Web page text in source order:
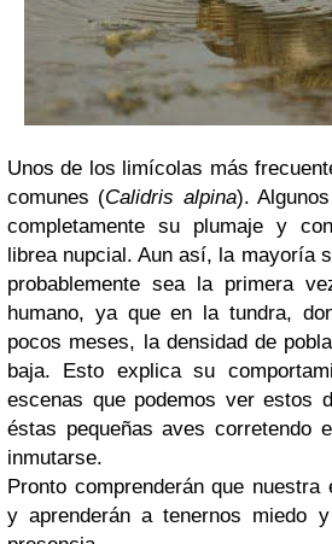
Unos de los limícolas más
comunes (Calidris alpina).
completamente su plumaje y
librea nupcial. Aun así, la mayoría
probablemente sea la primera
humano, ya que en la tundra,
pocos meses, la densidad de
baja. Esto explica su
escenas que podemos ver estos
éstas pequeñas aves corretendo
inmutarse.
Pronto comprenderán que
y aprenderán a tenernos miedo